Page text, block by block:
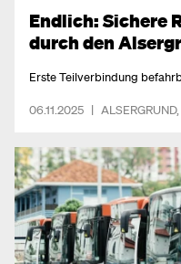
Endlich: Sichere
durch den
Erste Teilverbindung
06.11.2025 | ALSERGRUND,